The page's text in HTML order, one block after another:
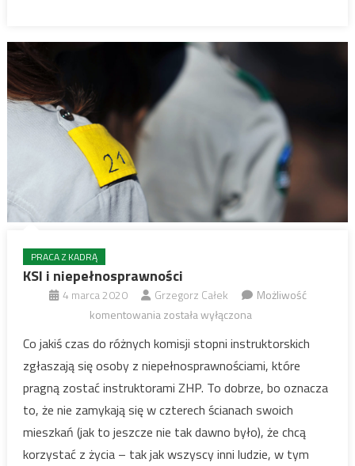
PRACA Z KADRĄ
KSI i niepełnosprawności
4 marca 2020 Grzegorz Całek
Możliwość
komentowaniaKSI
niepełnosprawności
została wyłączona
Co jakiś czas do różnych komisji stopni instruktorskich
zgłaszają się osoby z niepełnosprawnościami, które
pragną zostać instruktorami ZHP. To dobrze, bo oznacza
to, że nie zamykają się w czterech ścianach swoich
mieszkań (jak to jeszcze nie tak dawno było), że chcą
korzystać z życia – tak jak wszyscy inni ludzie, w tym